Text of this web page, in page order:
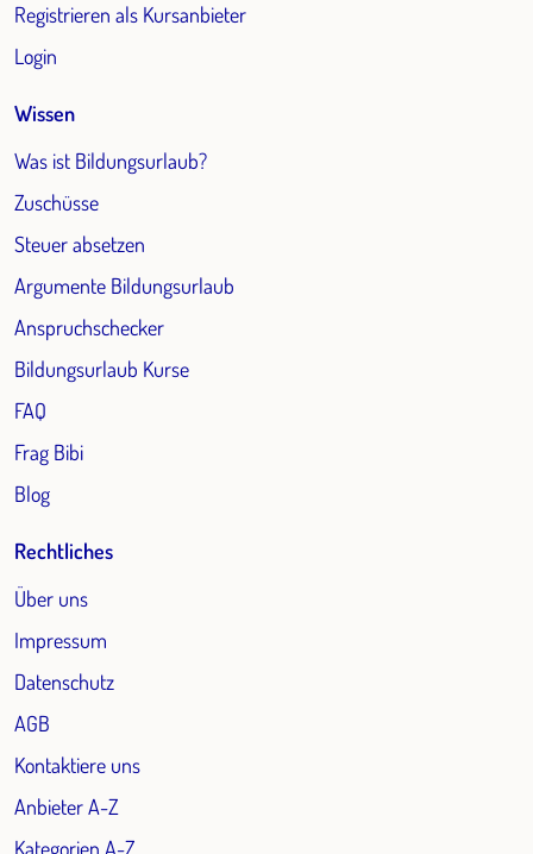
Registrieren als Kursanbieter
Login
Wissen
Was ist Bildungsurlaub?
Zuschüsse
Steuer absetzen
Argumente Bildungsurlaub
Anspruchschecker
Bildungsurlaub Kurse
FAQ
Frag Bibi
Blog
Rechtliches
Über uns
Impressum
Datenschutz
AGB
Kontaktiere uns
Anbieter A-Z
Kategorien A-Z